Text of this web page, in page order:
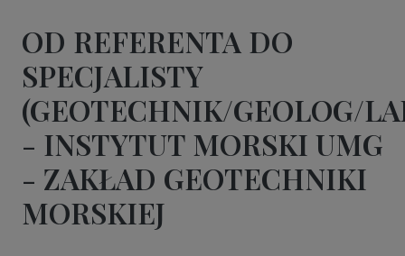
OD REFERENTA DO
SPECJALISTY
(GEOTECHNIK/GEOLOG/
- INSTYTUT MORSKI UMG
- ZAKŁAD GEOTECHNIKI
MORSKIEJ